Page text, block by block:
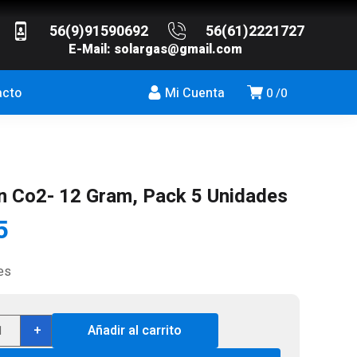
56(9)91590692 56(61)2221727
E-Mail: solargas@gmail.com
0 0
Mi Cuenta
Co2- 12 Gram, Pack 5 Unidades
+
Añadir al carrito